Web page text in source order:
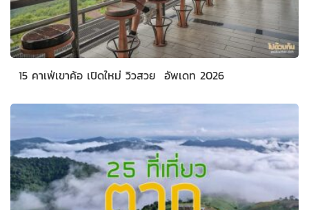
15 คาเฟ่เขาค้อ เปิดใหม่ วิวสวย อัพเดท 2026